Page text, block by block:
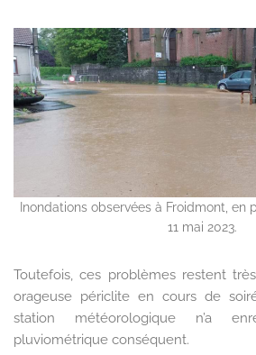
Inondations observées à Froidmont, en
11 mai 2023.
Toutefois, ces problèmes restent
orageuse périclite en cours de
station météorologique n’a
pluviométrique conséquent.